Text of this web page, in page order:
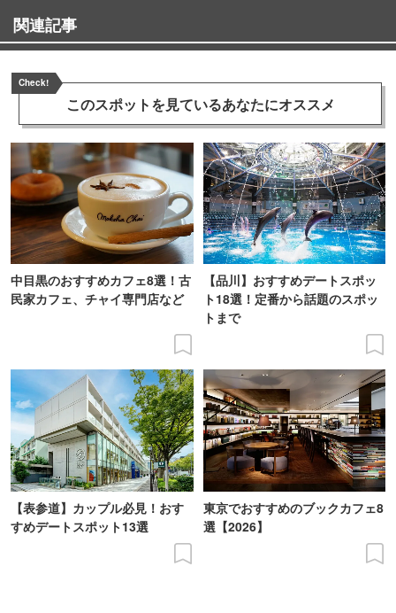
関連記事
Check!
このスポットを見ているあなたにオススメ
中目黒のおすすめカフェ8選！古
民家カフェ、チャイ専門店など
【品川】おすすめデートスポッ
ト18選！定番から話題のスポッ
トまで
【表参道】カップル必見！おす
すめデートスポット13選
東京でおすすめのブックカフェ8
選【2026】